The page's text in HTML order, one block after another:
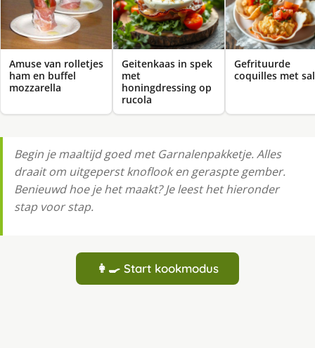
Amuse van rolletjes
ham en buffel
mozzarella
Geitenkaas in spek
met
honingdressing op
rucola
Gefrituurde
coquilles met
Begin je maaltijd goed met Garnalenpakketje. Alles
draait om uitgeperst knoflook en geraspte gember.
Benieuwd hoe je het maakt? Je leest het hieronder
stap voor stap.
👩‍🍳 Start kookmodus